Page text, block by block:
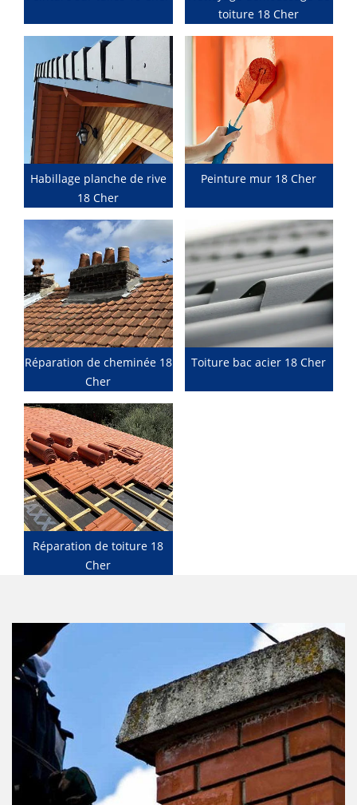
toiture 18 Cher
Habillage planche de rive
18 Cher
Peinture mur 18 Cher
Réparation de cheminée 18
Cher
Toiture bac acier 18 Cher
Réparation de toiture 18
Cher